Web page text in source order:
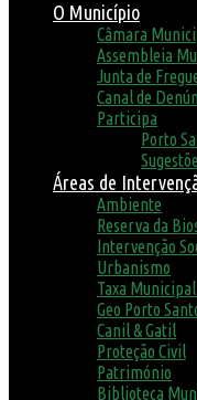
O Município
Câmara
Assembleia
Junta de
Canal de
Participa
Porto
Áreas de
Ambiente
Reserva da
Intervenção
Urbanismo
Taxa
Geo Porto
Canil & Gatil
Proteção Civil
Património
Biblioteca